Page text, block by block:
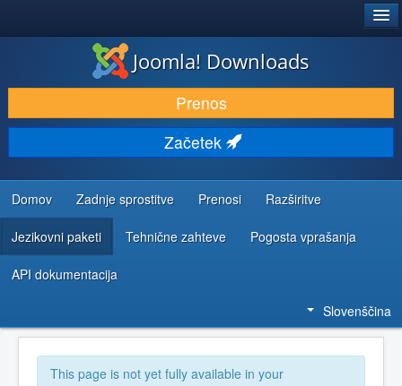
PRENESI IN RAZŠIRI
ODKRIJTE & IZVEJTE
SKUPNOST IN PODPORA
VIRI ZA RAZVIJALCE
Joomla! Downloads
Prenos
Začetek
Domov Zadnje sprostitve Prenosi Razširitve
Jezikovni paketi Tehnične zahteve Pogosta vprašanja
API dokumentacija
Slovenščina
This page is not yet fully available in your